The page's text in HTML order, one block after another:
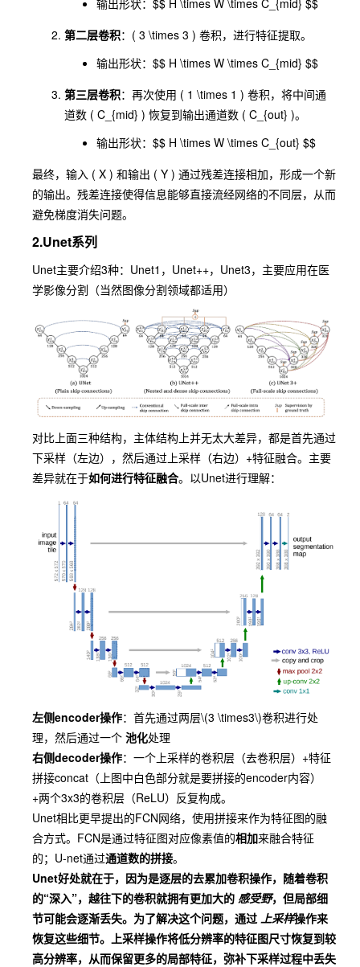
输出形状：$$ H \times W \times C_{mid} $$
第二层卷积：( 3 \times 3 ) 卷积，进行特征提取。
输出形状：$$ H \times W \times C_{mid} $$
第三层卷积：再次使用 ( 1 \times 1 ) 卷积，将中间通
道数 ( C_{mid} ) 恢复到输出通道数 ( C_{out} )。
输出形状：$$ H \times W \times C_{out} $$
最终，输入 ( X ) 和输出 ( Y ) 通过残差连接相加，形成一个新
的输出。残差连接使得信息能够直接流经网络的不同层，从而
避免梯度消失问题。
2.Unet系列
Unet主要介绍3种： Unet1 ， Unet++， Unet3，主要应用在医
学影像分割（当然图像分割领域都适用）
对比上面三种结构，主体结构上并无太大差异，都是首先通过
下采样（左边），然后通过上采样（右边）+特征融合。主要
差异就在于如何进行特征融合。以Unet进行理解：
左侧encoder操作：首先通过两层\(3 \times3\)卷积进行处
理，然后通过一个 池化处理
右侧decoder操作：一个上采样的卷积层（去卷积层）+特征
拼接concat（上图中白色部分就是要拼接的encoder内容）
+两个3x3的卷积层（ReLU）反复构成。
Unet相比更早提出的FCN网络，使用拼接来作为特征图的融
合方式。 FCN是通过特征图对应像素值的相加来融合特征
的； U-net通过通道数的拼接。
Unet好处就在于，因为是逐层的去累加卷积操作，随着卷积
的“深入”，越往下的卷积就拥有更加大的 感受野，但局部细
节可能会逐渐丢失。为了解决这个问题，通过 上采样操作来
恢复这些细节。上采样操作将低分辨率的特征图尺寸恢复到较
高分辨率，从而保留更多的局部特征，弥补下采样过程中丢失